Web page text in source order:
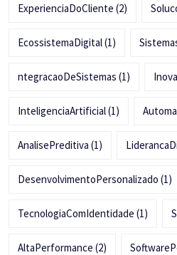
ExperienciaDoCliente (2)
EcossistemaDigital(1)
ntegracaoDeSistemas (1)
InteligenciaArtificial(1)
AnalisePreditiva (1)
DesenvolvimentoPersonalizado (1)
TecnologiaComIdentidade (1)
AltaPerformance (2)